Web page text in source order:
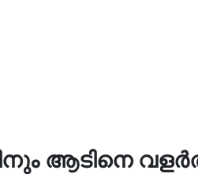
ആടിനെ